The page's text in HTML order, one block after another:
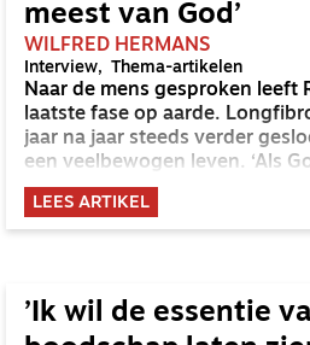
meest van God’
WILFRED HERMANS
Interview Thema-artikelen
Naar de mens gesproken leeft
laatste fase op aarde.
jaar na jaar steeds verder
een veelbewogen leven. ‘Als
wat kan ik dan nog zeggen?’
LEES ARTIKEL
’Ik wil de essentie